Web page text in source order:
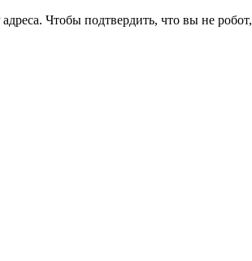
Чтобы подтвердить, что вы не робот,